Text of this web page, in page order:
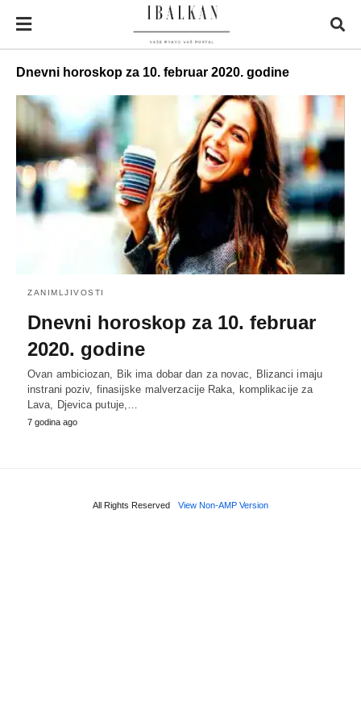
Dnevni horoskop za 10. februar 2020. godine
ZANIMLJIVOSTI
Dnevni horoskop za 10. februar
2020. godine
Ovan ambiciozan, Bik ima dobar dan za novac, Blizanci imaju
instrani poziv, finasijske malverzacije Raka, komplikacije za
Lava, Djevica putuje,…
7 godina ago
All Rights Reserved View Non-AMP Version